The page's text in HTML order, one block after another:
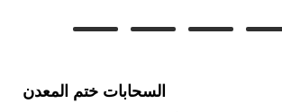
السحابات ختم المعدن